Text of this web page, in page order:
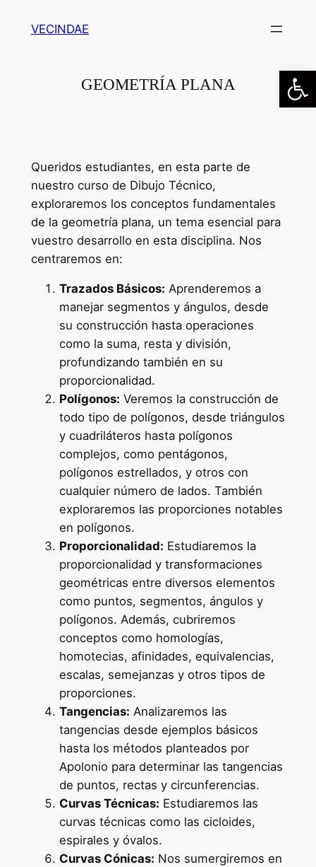
VECINDAE
GEOMETRÍA PLANA
Queridos estudiantes, en esta parte de
nuestro curso de Dibujo Técnico,
exploraremos los conceptos fundamentales
de la geometría plana, un tema esencial para
vuestro desarrollo en esta disciplina. Nos
centraremos en:
Trazados Básicos: Aprenderemos a
manejar segmentos y ángulos, desde
su construcción hasta operaciones
como la suma, resta y división,
profundizando también en su
proporcionalidad.
Polígonos: Veremos la construcción de
todo tipo de polígonos, desde triángulos
y cuadriláteros hasta polígonos
complejos, como pentágonos,
polígonos estrellados, y otros con
cualquier número de lados. También
exploraremos las proporciones notables
en polígonos.
Proporcionalidad: Estudiaremos la
proporcionalidad y transformaciones
geométricas entre diversos elementos
como puntos, segmentos, ángulos y
polígonos. Además, cubriremos
conceptos como homologías,
homotecias, afinidades, equivalencias,
escalas, semejanzas y otros tipos de
proporciones.
Tangencias: Analizaremos las
tangencias desde ejemplos básicos
hasta los métodos planteados por
Apolonio para determinar las tangencias
de puntos, rectas y circunferencias.
Curvas Técnicas: Estudiaremos las
curvas técnicas como las cicloides,
espirales y óvalos.
Curvas Cónicas: Nos sumergiremos en
Abrir